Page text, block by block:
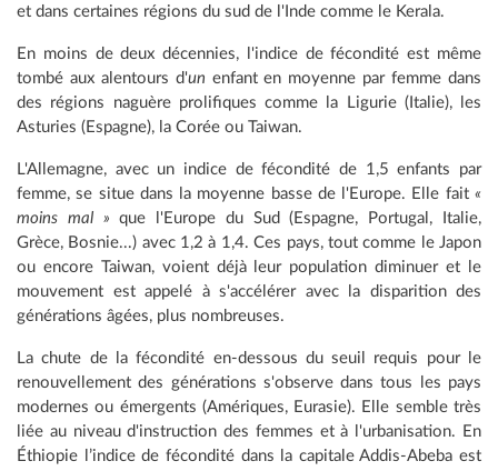
et dans certaines régions du sud de l'Inde comme le Kerala.
En moins de deux décennies, l'indice de fécondité est même
tombé aux alentours d'un enfant en moyenne par femme dans
des régions naguère prolifiques comme la Ligurie (Italie), les
Asturies (Espagne), la Corée ou Taiwan.
L'Allemagne, avec un indice de fécondité de 1,5 enfants par
femme, se situe dans la moyenne basse de l'Europe. Elle fait «
moins mal » que l'Europe du Sud (Espagne, Portugal, Italie,
Grèce, Bosnie...) avec 1,2 à 1,4. Ces pays, tout comme le Japon
ou encore Taiwan, voient déjà leur population diminuer et le
mouvement est appelé à s'accélérer avec la disparition des
générations âgées, plus nombreuses.
La chute de la fécondité en-dessous du seuil requis pour le
renouvellement des générations s'observe dans tous les pays
modernes ou émergents (Amériques, Eurasie). Elle semble très
liée au niveau d'instruction des femmes et à l'urbanisation. En
Éthiopie l’indice de fécondité dans la capitale Addis-Abeba est